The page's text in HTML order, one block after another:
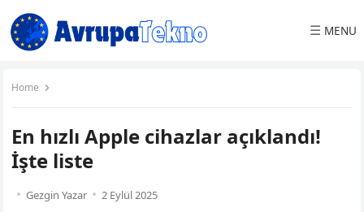
☰ MENU
Home
En hızlı Apple cihazlar açıklandı!
İşte liste
Gezgin Yazar 2 Eylül 2025